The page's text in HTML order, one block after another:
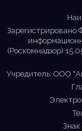
Зарегистрировано
(Роскомнадзор)
Учредитель: ООО